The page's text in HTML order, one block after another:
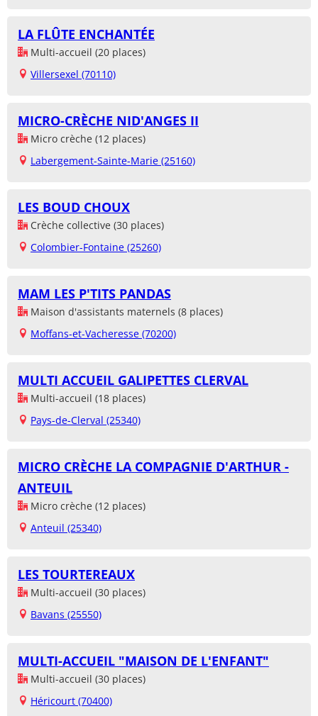
LA FLÛTE ENCHANTÉE
Multi-accueil (20 places)
Villersexel (70110)
MICRO-CRÈCHE NID'ANGES II
Micro crèche (12 places)
Labergement-Sainte-Marie (25160)
LES BOUD CHOUX
Crèche collective (30 places)
Colombier-Fontaine (25260)
MAM LES P'TITS PANDAS
Maison d'assistants maternels (8 places)
Moffans-et-Vacheresse (70200)
MULTI ACCUEIL GALIPETTES CLERVAL
Multi-accueil (18 places)
Pays-de-Clerval (25340)
MICRO CRÈCHE LA COMPAGNIE D'ARTHUR -
ANTEUIL
Micro crèche (12 places)
Anteuil (25340)
LES TOURTEREAUX
Multi-accueil (30 places)
Bavans (25550)
MULTI-ACCUEIL "MAISON DE L'ENFANT"
Multi-accueil (30 places)
Héricourt (70400)